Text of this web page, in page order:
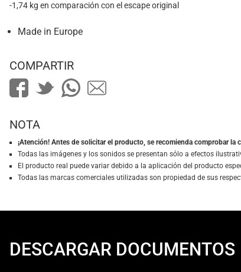
-1,74 kg en comparación con el escape original
Made in Europe
COMPARTIR
NOTA
¡Atención! Antes de solicitar el producto, se recomienda comprobar
Todas las imágenes y los sonidos se presentan sólo a efectos
El producto real puede variar debido a la aplicación del producto
Todas las marcas comerciales utilizadas son propiedad de sus
DESCARGAR DOCUMENTOS